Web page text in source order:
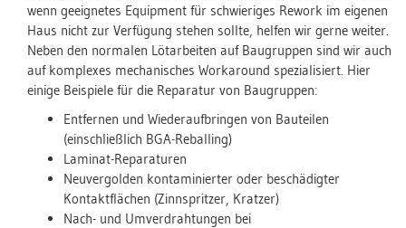
wenn geeignetes Equipment für schwieriges Rework im eigenen
Haus nicht zur Verfügung stehen sollte, helfen wir gerne weiter.
Neben den normalen Lötarbeiten auf Baugruppen sind wir auch
auf komplexes mechanisches Workaround spezialisiert. Hier
einige Beispiele für die Reparatur von Baugruppen:
Entfernen und Wiederaufbringen von Bauteilen
(einschließlich BGA-Reballing)
Laminat-Reparaturen
Neuvergolden kontaminierter oder beschädigter
Kontaktflächen (Zinnspritzer, Kratzer)
Nach- und Umverdrahtungen bei